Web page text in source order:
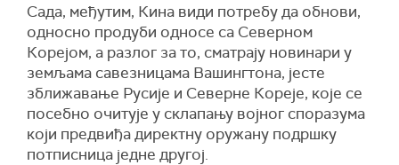
Сада, међутим, Кина види потребу да обнови,
односно продуби односе са Северном
Корејом, а разлог за то, сматрају новинари у
земљама савезницама Вашингтона, јесте
зближавање Русије и Северне Кореје, које се
посебно очитује у склапању војног споразума
који предвиђа директну оружану подршку
потписница једне другој.